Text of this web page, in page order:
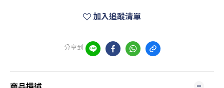
加入追蹤清單
分享到